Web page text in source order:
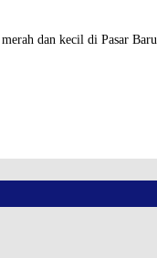
dan kecil di Pasar Baru